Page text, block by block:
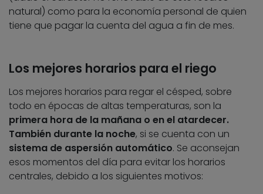
natural) como para la economía personal de quien
tiene que pagar la cuenta del agua a fin de mes.
Los mejores horarios para el riego
Los mejores horarios para regar el césped, sobre
todo en épocas de altas temperaturas, son la
primera hora de la mañana o en el atardecer.
También durante la noche, si se cuenta con un
sistema de aspersión automático. Se aconsejan
esos momentos del día para evitar los horarios
centrales, debido a los siguientes motivos: